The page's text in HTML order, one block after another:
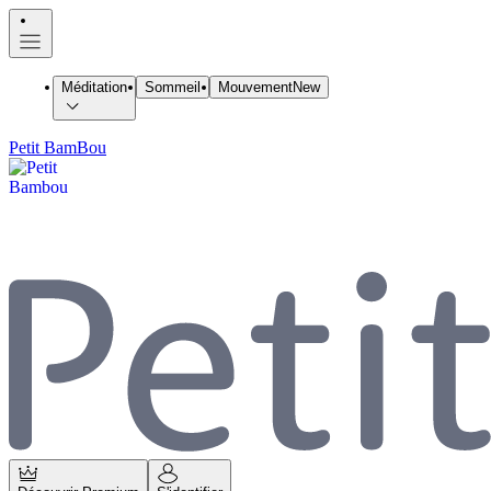
Méditation Sommeil MouvementNew
Petit BamBou